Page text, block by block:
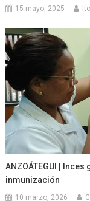
15 mayo, 2025
ANZOÁTEGUI |
inmunización
10 marzo, 2026